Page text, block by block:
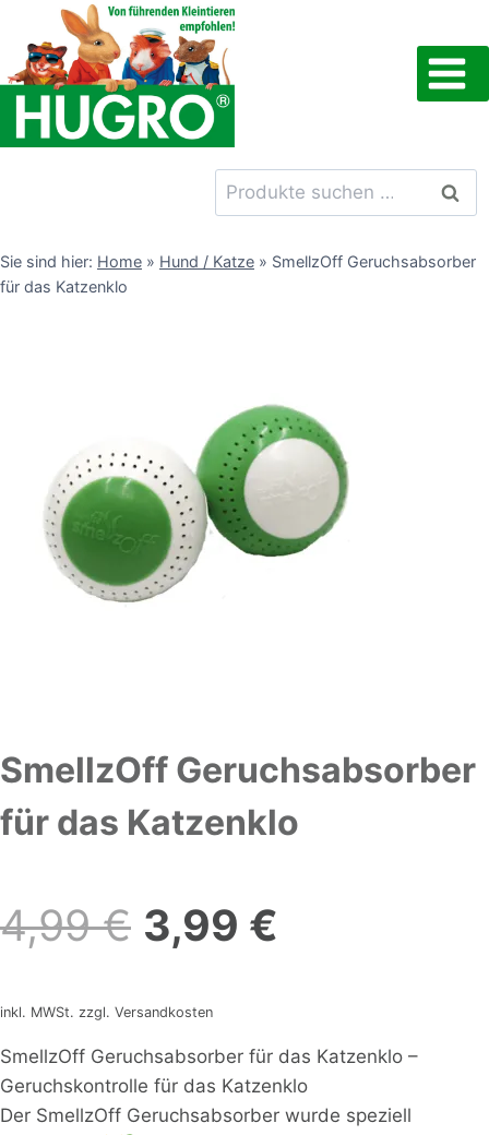
Inhalt
springen
Suchen
nach:
Sie sind hier: Home » Hund / Katze » SmellzOff Geruchsabsorber
für das Katzenklo
SmellzOff Geruchsabsorber
für das Katzenklo
4,99€ Ursprünglicher
war:
3,99 €
ist:
inkl. MWSt. zzgl. Versandkosten
SmellzOff Geruchsabsorber für das Katzenklo –
Geruchskontrolle für das Katzenklo
Der SmellzOff Geruchsabsorber wurde speziell